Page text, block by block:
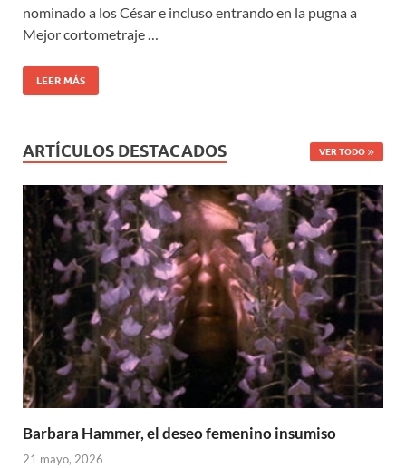
nominado a los César e incluso entrando en la pugna a
Mejor cortometraje …
LEER MÁS
ARTÍCULOS DESTACADOS VER TODO
Barbara Hammer, el deseo femenino insumiso
21 mayo, 2026